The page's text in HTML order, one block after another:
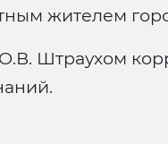
жителем
Штраухом